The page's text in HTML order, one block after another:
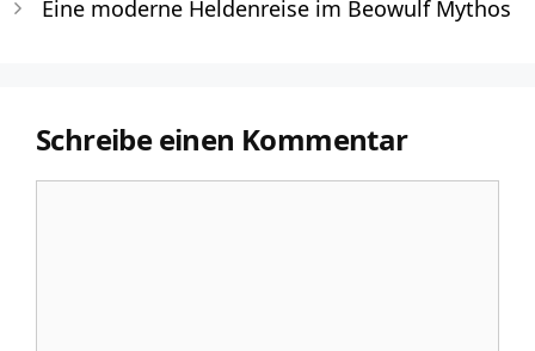
Eine moderne Heldenreise im Beowulf Mythos
Schreibe einen Kommentar